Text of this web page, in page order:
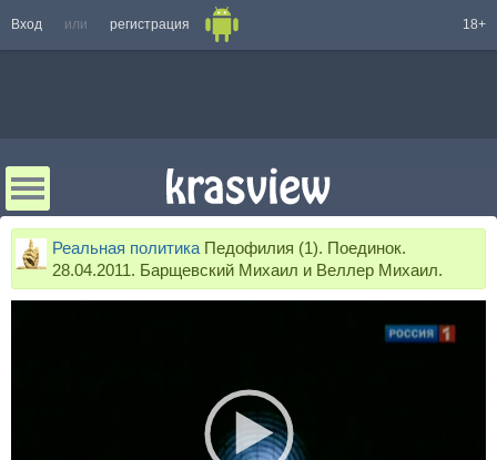
Вход или регистрация 18+
Реальная политика Педофилия (1). Поединок.
28.04.2011. Барщевский Михаил и Веллер Михаил.